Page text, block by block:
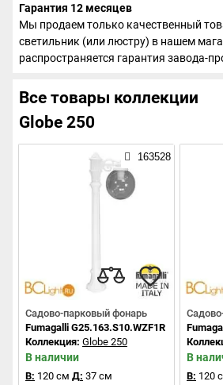
Гарантия 12 месяцев
Мы продаем только качественный
светильник (или люстру) в нашем
распространяется гарантия завода-
Все товары коллекции
Globe 250
163528
Садово-парковый фонарь
Fumagalli G25.163.S10.WZF1R
Коллекция: Globe 250
В наличии
В: 120 см Д: 37 см
В
В: 120